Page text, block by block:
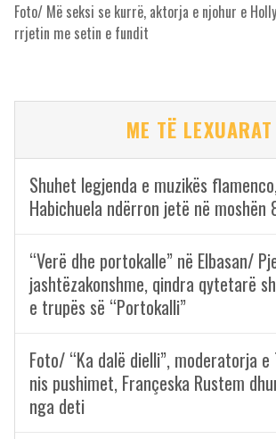
Foto/ Më seksi se kurrë, aktorja e njohur e
rrjetin me setin e fundit
ME TË LEXUARAT
Shuhet legjenda e muzikës
Habichuela ndërron jetë në moshën
“Verë dhe portokalle” në Elbasan/
jashtëzakonshme, qindra qytetarë
e trupës së “Portokalli”
Foto/ “Ka dalë dielli”, moderatorja e
nis pushimet, Françeska Rustem
nga deti